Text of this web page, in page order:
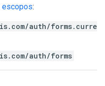
escopos:
auth/forms.curre
auth/forms